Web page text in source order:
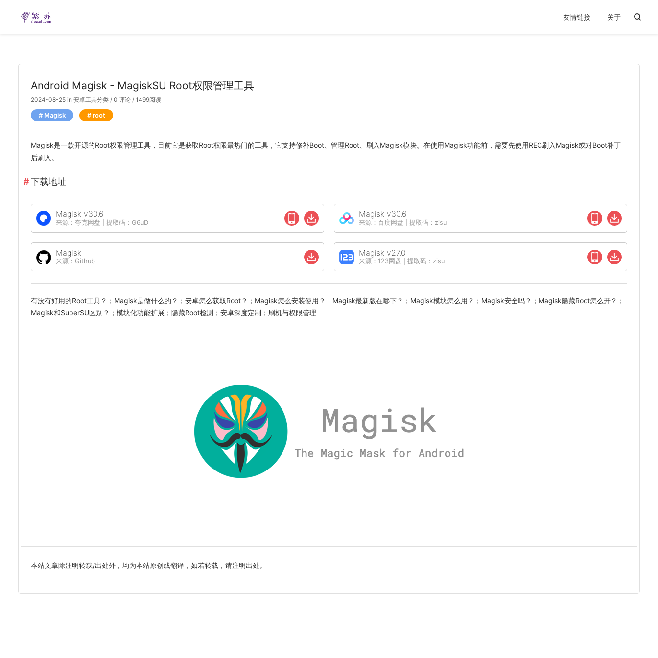
友情链接 关于
Android Magisk - MagiskSU Root权限管理工具
2024-08-25 in 安卓工具分类 / 0 评论 / 1499阅读
Magisk root
Magisk是一款开源的Root权限管理工具，目前它是获取Root权限最热门的工具，它支持修补Boot、管理Root、刷入Magisk模块。在使用Magisk功能前，需要先使用REC刷入Magisk或对Boot补丁
后刷入。
下载地址
Magisk v30.6
来源：夸克网盘 | 提取码：G6uD
Magisk v30.6
来源：百度网盘 | 提取码：zisu
Magisk
来源：Github
Magisk v27.0
来源：123网盘 | 提取码：zisu
有没有好用的Root工具？；Magisk是做什么的？；安卓怎么获取Root？；Magisk怎么安装使用？；Magisk最新版在哪下？；Magisk模块怎么用？；Magisk安全吗？；Magisk隐藏Root怎么开？；
Magisk和SuperSU区别？；模块化功能扩展；隐藏Root检测；安卓深度定制；刷机与权限管理
本站文章除注明转载/出处外，均为本站原创或翻译，如若转载，请注明出处。